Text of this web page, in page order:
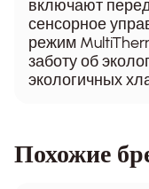
включают
сенсорное
режим
заботу об
экологичных
Похожие